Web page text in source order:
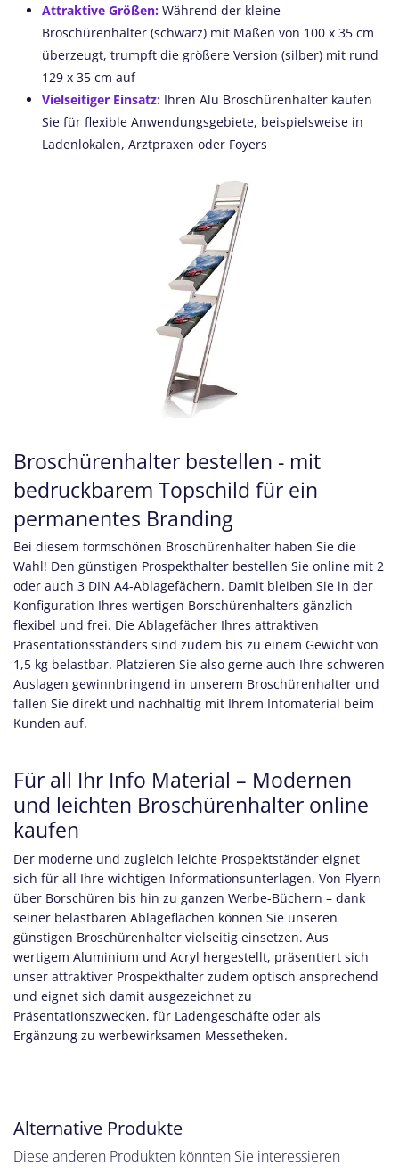
Attraktive Größen: Während der kleine
Broschürenhalter (schwarz) mit Maßen von 100 x 35 cm
überzeugt, trumpft die größere Version (silber) mit rund
129 x 35 cm auf
Vielseitiger Einsatz: Ihren Alu Broschürenhalter kaufen
Sie für flexible Anwendungsgebiete, beispielsweise in
Ladenlokalen, Arztpraxen oder Foyers
Broschürenhalter bestellen - mit
bedruckbarem Topschild für ein
permanentes Branding
Bei diesem formschönen Broschürenhalter haben Sie die
Wahl! Den günstigen Prospekthalter bestellen Sie online mit 2
oder auch 3 DIN A4-Ablagefächern. Damit bleiben Sie in der
Konfiguration Ihres wertigen Borschürenhalters gänzlich
flexibel und frei. Die Ablagefächer Ihres attraktiven
Präsentationsständers sind zudem bis zu einem Gewicht von
1,5 kg belastbar. Platzieren Sie also gerne auch Ihre schweren
Auslagen gewinnbringend in unserem Broschürenhalter und
fallen Sie direkt und nachhaltig mit Ihrem Infomaterial beim
Kunden auf.
Für all Ihr Info Material – Modernen
und leichten Broschürenhalter online
kaufen
Der moderne und zugleich leichte Prospektständer eignet
sich für all Ihre wichtigen Informationsunterlagen. Von Flyern
über Borschüren bis hin zu ganzen Werbe-Büchern – dank
seiner belastbaren Ablageflächen können Sie unseren
günstigen Broschürenhalter vielseitig einsetzen. Aus
wertigem Aluminium und Acryl hergestellt, präsentiert sich
unser attraktiver Prospekthalter zudem optisch ansprechend
und eignet sich damit ausgezeichnet zu
Präsentationszwecken, für Ladengeschäfte oder als
Ergänzung zu werbewirksamen Messetheken.
Alternative Produkte
Diese anderen Produkten könnten Sie interessieren